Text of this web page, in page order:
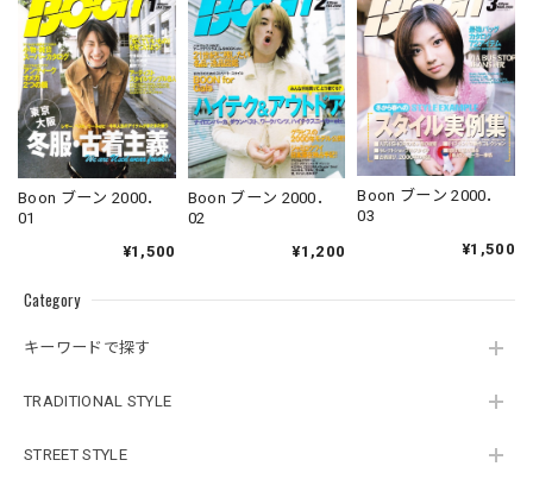
Category
キーワードで探す
TRADITIONAL STYLE
STREET STYLE
Boon ブーン 2000．
01
¥1,500
Boon ブーン 2000．
02
¥1,200
Boon ブーン 2000．
03
¥1,500